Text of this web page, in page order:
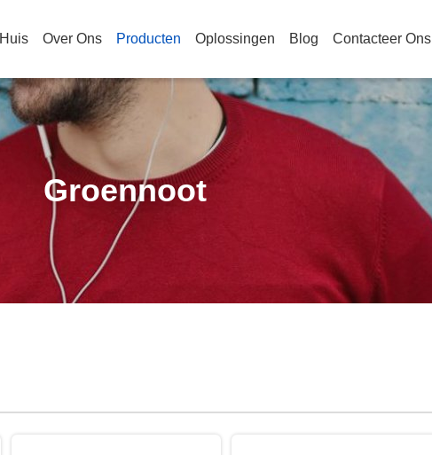
Huis Over Ons Producten Oplossingen Blog Contacteer Ons
Groennoot